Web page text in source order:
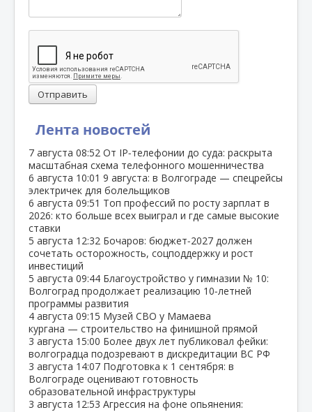
Лента новостей
7 августа 08:52 От IP‑телефонии до суда: раскрыта
масштабная схема телефонного мошенничества
6 августа 10:01 9 августа: в Волгограде — спецрейсы
электричек для болельщиков
6 августа 09:51 Топ профессий по росту зарплат в
2026: кто больше всех выиграл и где самые высокие
ставки
5 августа 12:32 Бочаров: бюджет‑2027 должен
сочетать осторожность, соцподдержку и рост
инвестиций
5 августа 09:44 Благоустройство у гимназии № 10:
Волгоград продолжает реализацию 10‑летней
программы развития
4 августа 09:15 Музей СВО у Мамаева
кургана — строительство на финишной прямой
3 августа 15:00 Более двух лет публиковал фейки:
волгоградца подозревают в дискредитации ВС РФ
3 августа 14:07 Подготовка к 1 сентября: в
Волгограде оценивают готовность
образовательной инфраструктуры
3 августа 12:53 Агрессия на фоне опьянения:
Отправить